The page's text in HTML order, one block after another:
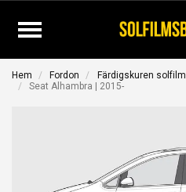
Hem Fordon Färdigskuren solfilm
Seat Alhambra | 2015-